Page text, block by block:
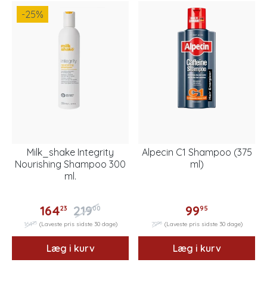
-25%
Milk_shake Integrity
Nourishing Shampoo 300
ml.
16423 21900
16425 (Laveste pris sidste 30 dage)
Læg i kurv
Alpecin C1 Shampoo (375
ml)
9995
7996 (Laveste pris sidste 30 dage)
Læg i kurv